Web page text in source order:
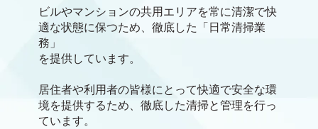
ビルやマンションの共用エリアを常に清潔で快
適な状態に保つため、徹底した「日常清掃業
務」
を提供しています。
居住者や利用者の皆様にとって快適で安全な環
境を提供するため、徹底した清掃と管理を行っ
ています。